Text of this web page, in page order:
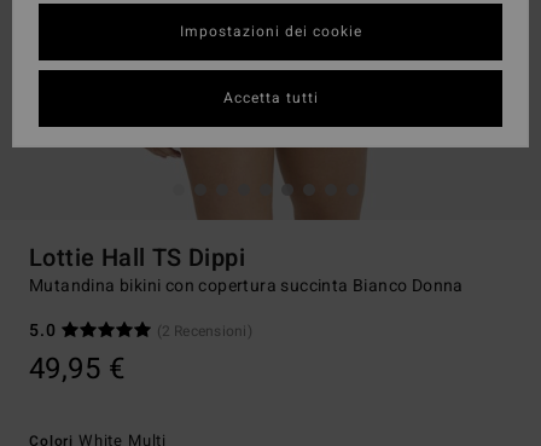
Lottie Hall TS Dippi
Mutandina bikini con copertura succinta Bianco Donna
5.0
(2 Recensioni)
49,95 €
Colori White Multi
Impostazioni dei cookie
Accetta tutti